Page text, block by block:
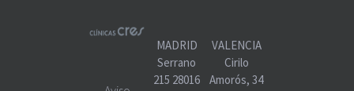
MADRID
Serrano
215 28016
VALENCIA
Cirilo
Amorós, 34